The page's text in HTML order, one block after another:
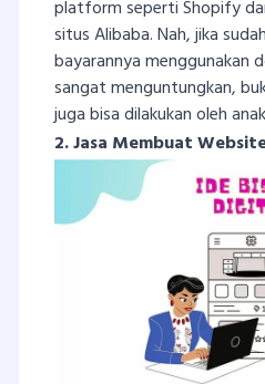
platform seperti Shopify
situs Alibaba. Nah, jika
bayarannya menggunakan
sangat menguntungkan,
juga bisa dilakukan oleh
2. Jasa Membuat